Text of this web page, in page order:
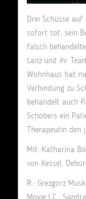
Drei Schüsse
sofort tot, sein
falsch
Lanz und ihr
Wohnhaus hat
Verbindung zu
behandelt auch
Schobers ein
Therapeutin
Mit: Katharina
von Kessel,
R.: Grezgorz
Movie I C.: